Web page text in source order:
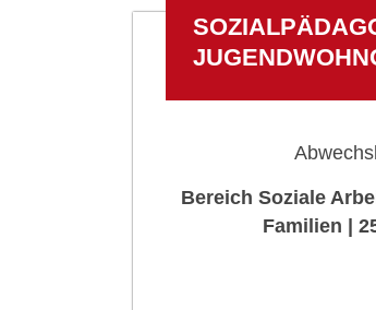
Bereich Soziale
Familien |